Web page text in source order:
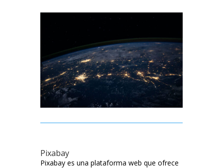
Pixabay
Pixabay es una plataforma web que ofrece